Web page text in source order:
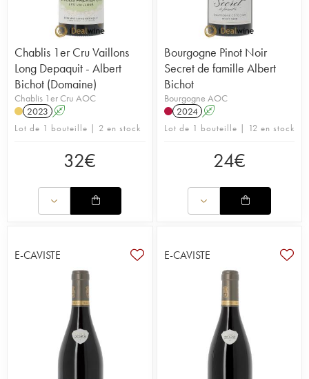
Chablis 1er Cru Vaillons
Long Depaquit - Albert
Bichot (Domaine)
Chablis 1er Cru AOC
2023 A
Lot de 1 bouteille | 2 en stock
32€
Bourgogne Pinot Noir
Secret de famille Albert
Bichot
Bourgogne AOC
2024 A
Lot de 1 bouteille | 12 en stock
24€
E-CAVISTE E-CAVISTE